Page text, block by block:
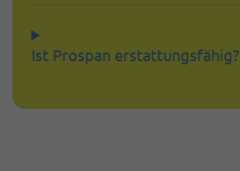
Ist Prospan erstattungsfähig?